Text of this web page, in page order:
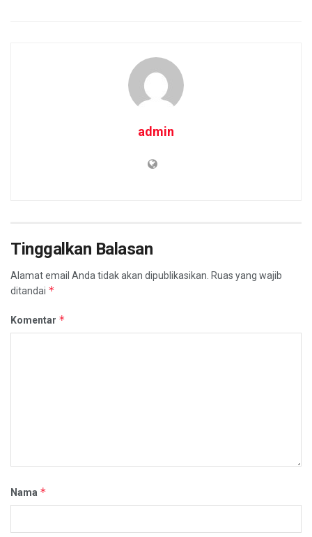
admin
Tinggalkan Balasan
Alamat email Anda tidak akan dipublikasikan. Ruas yang wajib
ditandai *
Komentar *
Nama *